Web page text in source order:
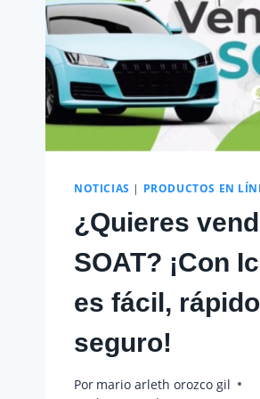
NOTICIAS | PRODUCTOS EN
¿Quieres
SOAT? ¡Con
es fácil,
seguro!
Por mario arleth orozco gil